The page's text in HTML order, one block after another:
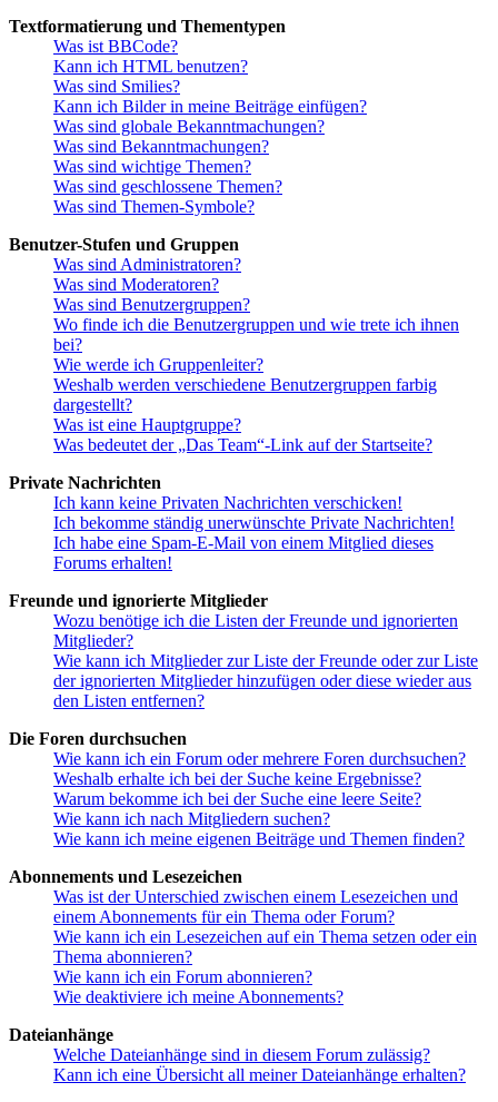
Textformatierung und Thementypen
Was ist BBCode?
Kann ich HTML benutzen?
Was sind Smilies?
Kann ich Bilder in meine Beiträge einfügen?
Was sind globale Bekanntmachungen?
Was sind Bekanntmachungen?
Was sind wichtige Themen?
Was sind geschlossene Themen?
Was sind Themen-Symbole?
Benutzer-Stufen und Gruppen
Was sind Administratoren?
Was sind Moderatoren?
Was sind Benutzergruppen?
Wo finde ich die Benutzergruppen und wie trete ich ihnen
bei?
Wie werde ich Gruppenleiter?
Weshalb werden verschiedene Benutzergruppen farbig
dargestellt?
Was ist eine Hauptgruppe?
Was bedeutet der „Das Team“-Link auf der Startseite?
Private Nachrichten
Ich kann keine Privaten Nachrichten verschicken!
Ich bekomme ständig unerwünschte Private Nachrichten!
Ich habe eine Spam-E-Mail von einem Mitglied dieses
Forums erhalten!
Freunde und ignorierte Mitglieder
Wozu benötige ich die Listen der Freunde und ignorierten
Mitglieder?
Wie kann ich Mitglieder zur Liste der Freunde oder zur Liste
der ignorierten Mitglieder hinzufügen oder diese wieder aus
den Listen entfernen?
Die Foren durchsuchen
Wie kann ich ein Forum oder mehrere Foren durchsuchen?
Weshalb erhalte ich bei der Suche keine Ergebnisse?
Warum bekomme ich bei der Suche eine leere Seite?
Wie kann ich nach Mitgliedern suchen?
Wie kann ich meine eigenen Beiträge und Themen finden?
Abonnements und Lesezeichen
Was ist der Unterschied zwischen einem Lesezeichen und
einem Abonnements für ein Thema oder Forum?
Wie kann ich ein Lesezeichen auf ein Thema setzen oder ein
Thema abonnieren?
Wie kann ich ein Forum abonnieren?
Wie deaktiviere ich meine Abonnements?
Dateianhänge
Welche Dateianhänge sind in diesem Forum zulässig?
Kann ich eine Übersicht all meiner Dateianhänge erhalten?